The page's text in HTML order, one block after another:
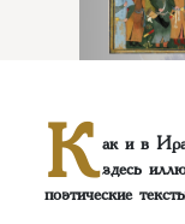
К ак и в
здесь
поэтические